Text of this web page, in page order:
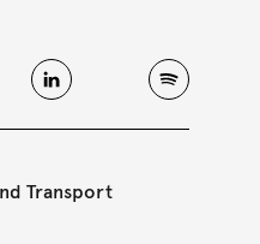
Transport